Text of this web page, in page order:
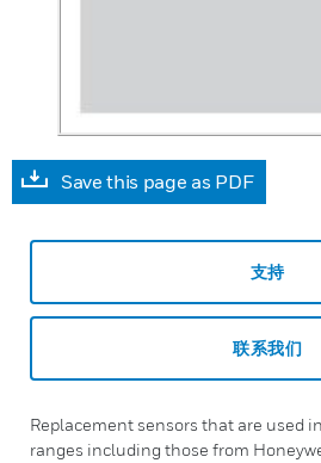
Save this page as PDF
支持
联系我们
Replacement sensors that are used
ranges including those from